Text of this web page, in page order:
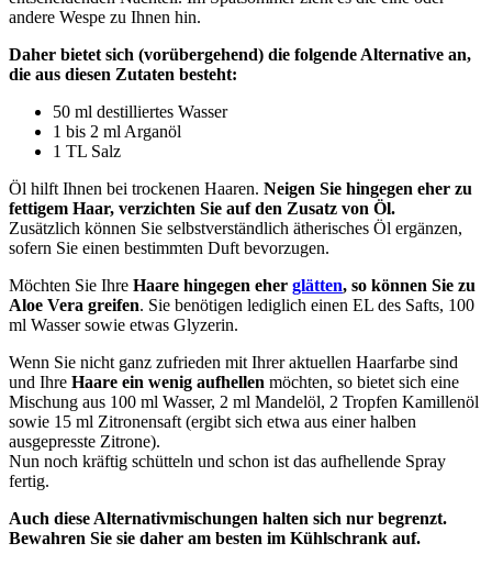
andere Wespe zu Ihnen hin.
Daher bietet sich (vorübergehend) die folgende Alternative an,
die aus diesen Zutaten besteht:
50 ml destilliertes Wasser
1 bis 2 ml Arganöl
1 TL Salz
Öl hilft Ihnen bei trockenen Haaren. Neigen Sie hingegen eher zu
fettigem Haar, verzichten Sie auf den Zusatz von Öl.
Zusätzlich können Sie selbstverständlich ätherisches Öl ergänzen,
sofern Sie einen bestimmten Duft bevorzugen.
Möchten Sie Ihre Haare hingegen eher glätten, so können Sie zu
Aloe Vera greifen. Sie benötigen lediglich einen EL des Safts, 100
ml Wasser sowie etwas Glyzerin.
Wenn Sie nicht ganz zufrieden mit Ihrer aktuellen Haarfarbe sind
und Ihre Haare ein wenig aufhellen möchten, so bietet sich eine
Mischung aus 100 ml Wasser, 2 ml Mandelöl, 2 Tropfen Kamillenöl
sowie 15 ml Zitronensaft (ergibt sich etwa aus einer halben
ausgepresste Zitrone).
Nun noch kräftig schütteln und schon ist das aufhellende Spray
fertig.
Auch diese Alternativmischungen halten sich nur begrenzt.
Bewahren Sie sie daher am besten im Kühlschrank auf.